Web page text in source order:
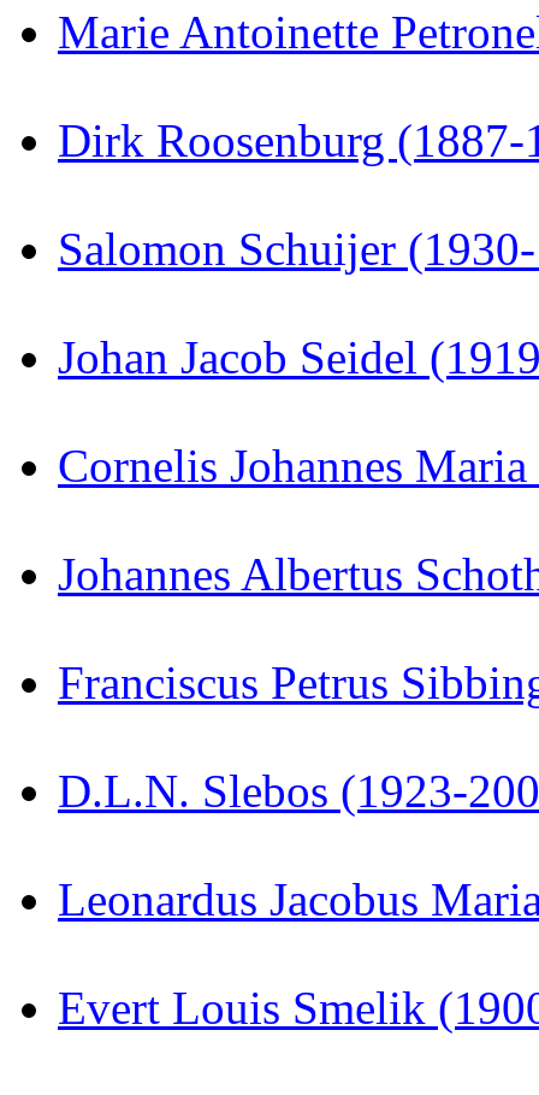
Marie Antoinette
Dirk Roosenburg (1887-
Salomon Schuijer
Johan Jacob Seidel
Cornelis Johannes
Johannes Albertus
Franciscus Petrus
D.L.N. Slebos (1923-
Leonardus Jacobus
Evert Louis Smelik